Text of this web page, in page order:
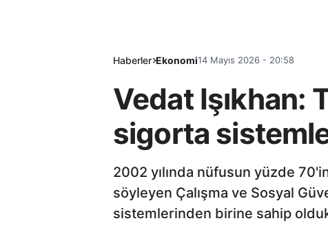
Haberler Ekonomi14 Mayıs 2026 - 20:58
Vedat Işıkhan:
sigorta
2002 yılında nüfusun yüzde
söyleyen Çalışma ve Sosyal
sistemlerinden birine sahip